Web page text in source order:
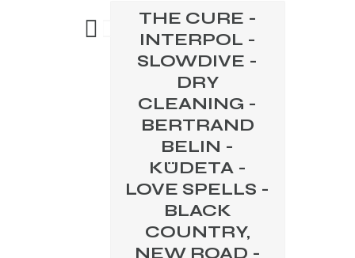
THE CURE -
INTERPOL -
SLOWDIVE -
DRY
CLEANING -
BERTRAND
BELIN -
KÜDETA -
LOVE SPELLS -
BLACK
COUNTRY,
NEW ROAD -